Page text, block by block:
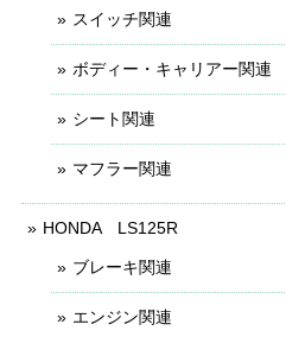
スイッチ関連
ボディー・キャリアー関連
シート関連
マフラー関連
HONDA LS125R
ブレーキ関連
エンジン関連